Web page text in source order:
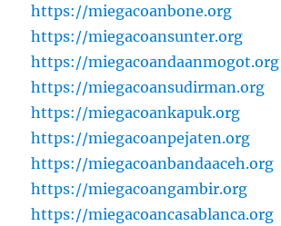
https://miegacoanbone.org
https://miegacoansunter.org
https://miegacoandaanmogot.org
https://miegacoansudirman.org
https://miegacoankapuk.org
https://miegacoanpejaten.org
https://miegacoanbandaaceh.org
https://miegacoangambir.org
https://miegacoancasablanca.org